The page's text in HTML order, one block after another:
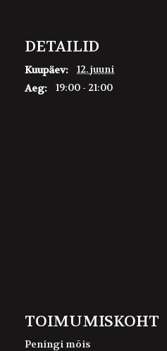
DETAILID
Kuupäev:
12. juuni
Aeg:
19:00 - 21:00
TOIMUMISKOHT
Peningi mõis